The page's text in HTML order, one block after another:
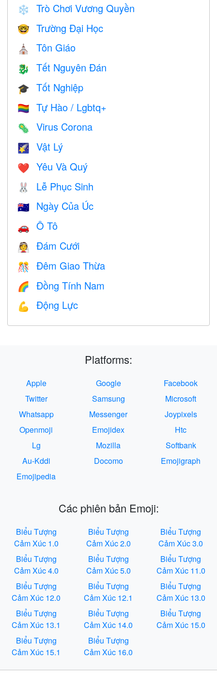
❄️ Trò Chơi Vương Quyền
🤓 Trường Đại Học
⛪️ Tôn Giáo
🐉 Tết Nguyên Đán
🎓 Tốt Nghiệp
🏳️‍🌈 Tự Hào / Lgbtq+
🦠 Virus Corona
🌠 Vật Lý
❤️️ Yêu Và Quý
🐰 Lễ Phục Sinh
🇦🇺 Ngày Của Úc
🚗 Ô Tô
👰 Đám Cưới
🎊 Đêm Giao Thừa
🌈 Đồng Tính Nam
💪 Động Lực
Platforms:
Apple Google
Facebook
Twitter
Samsung
Microsoft
Whatsapp
Messenger
Joypixels
Openmoji
Emojidex
Htc
Lg
Mozilla
Softbank
Au-Kddi
Docomo
Emojigraph
Emojipedia
Các phiên bản Emoji:
Biểu Tượng
Cảm Xúc 1.0
Biểu Tượng
Cảm Xúc 2.0
Biểu Tượng
Cảm Xúc 3.0
Biểu Tượng
Cảm Xúc 4.0
Biểu Tượng
Cảm Xúc 5.0
Biểu Tượng
Cảm Xúc 11.0
Biểu Tượng
Cảm Xúc 12.0
Biểu Tượng
Cảm Xúc 12.1
Biểu Tượng
Cảm Xúc 13.0
Biểu Tượng
Cảm Xúc 13.1
Biểu Tượng
Cảm Xúc 14.0
Biểu Tượng
Cảm Xúc 15.0
Biểu Tượng
Cảm Xúc 15.1
Biểu Tượng
Cảm Xúc 16.0